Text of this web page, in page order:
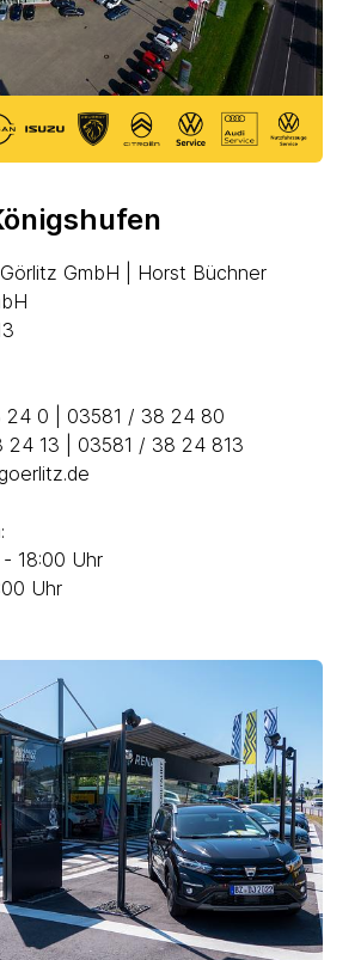
GmbH | Horst Büchner
24 0 | 03581 / 38 24 80
24 13 | 03581 / 38 24 813
18:00 Uhr
Uhr